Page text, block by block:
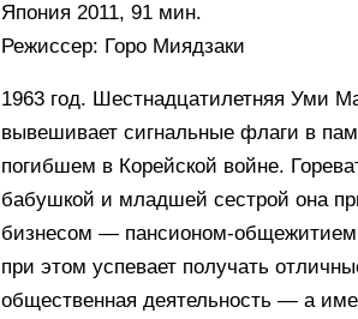
Япония 2011, 91 мин.
Режиссер: Горо Миядзаки
1963 год. Шестнадцатилетняя Уми
вывешивает сигнальные флаги в
погибшем в Корейской войне.
бабушкой и младшей сестрой она
бизнесом — пансионом-
при этом успевает получать
общественная деятельность — а